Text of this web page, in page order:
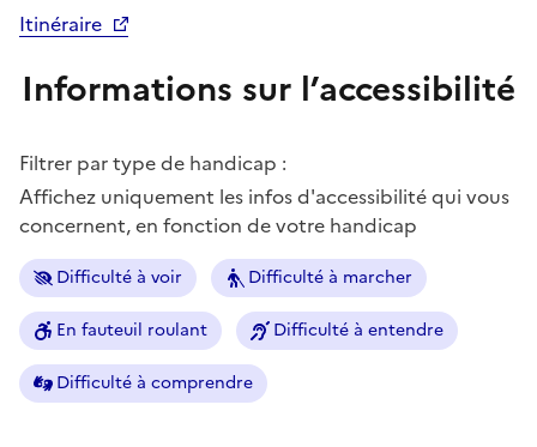
Itinéraire
Informations sur l’accessibilité
Filtrer par type de handicap :
Affichez uniquement les infos d'accessibilité qui vous
concernent, en fonction de votre handicap
Difficulté à voir Difficulté à marcher
En fauteuil roulant Difficulté à entendre
Difficulté à comprendre